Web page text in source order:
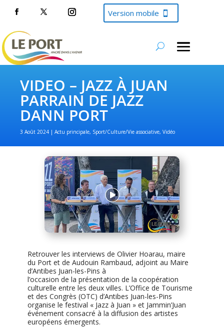
Version mobile
VIDEO – JAZZ À JUAN
PARRAIN DE JAZZ
DANN PORT
3 Août 2024 Actu principale, Sport/Culture/Vie associative,Vidéo
Retrouver les interviews de Olivier Hoarau, maire
du Port et de Audouin Rambaud, adjoint au Maire
d’Antibes Juan-les-Pins à
l’occasion de la présentation de la coopération
culturelle entre les deux villes. L’Office de Tourisme
et des Congrès (OTC) d’Antibes Juan-les-Pins
organise le festival « Jazz à Juan » et Jammin’Juan
événement consacré à la diffusion des artistes
européens émergents.